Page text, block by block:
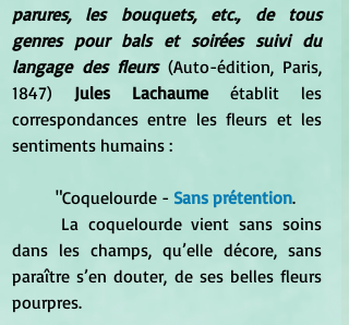
parures, les bouquets, etc., de tous
genres pour bals et soirées suivi du
langage des fleurs (Auto-édition, Paris,
1847) Jules Lachaume établit les
correspondances entre les fleurs et les
sentiments humains :
	"Coquelourde -
Sans prétention.
dans les champs, qu’elle décore, sans
paraître s’en douter, de ses belles fleurs
pourpres.